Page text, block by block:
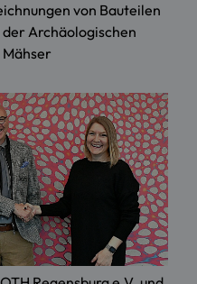
von Bauteilen
Archäologischen